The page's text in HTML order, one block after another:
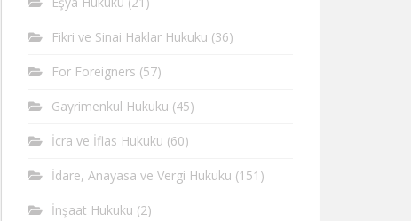
Fikri ve Sinai Haklar Hukuku (36)
For Foreigners (57)
Gayrimenkul Hukuku (45)
İcra ve İflas Hukuku (60)
İdare, Anayasa ve Vergi Hukuku (151)
İnşaat Hukuku (2)